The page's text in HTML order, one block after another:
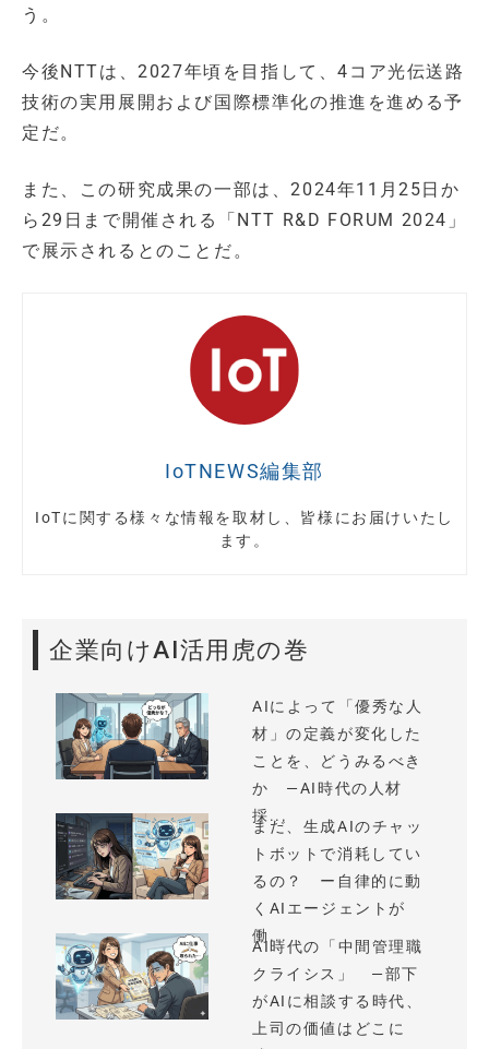
う。
今後NTTは、2027年頃を目指して、4コア光伝送路
技術の実用展開および国際標準化の推進を進める予
定だ。
また、この研究成果の一部は、2024年11月25日か
ら29日まで開催される「NTT R&D FORUM 2024」
で展示されるとのことだ。
IoTNEWS編集部
IoTに関する様々な情報を取材し、皆様にお届けいたし
ます。
企業向けAI活用虎の巻
AIによって「優秀な人
材」の定義が変化した
ことを、どうみるべき
か —AI時代の人材
採...
まだ、生成AIのチャッ
トボットで消耗してい
るの？ ー自律的に動
くAIエージェントが
働...
AI時代の「中間管理職
クライシス」 —部下
がAIに相談する時代、
上司の価値はどこに